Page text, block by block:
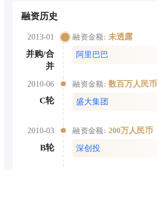
融资历史
2013-01
并购/合
并
融资金额: 未透露
阿里巴巴
2010-06
C轮
融资金额: 数百万人民币
盛大集团
2010-03
B轮
融资金额: 200万人民币
深创投